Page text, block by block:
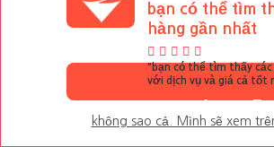
Cửa hàng mới gia nhập
Herbal Spa
(0) 1.44km
Xem bản đồ của các
tìm kiếm Tin nhắn
bạn có thể tìm
hàng gần nhất
"bạn có thể tìm thấy các
với dịch vụ và giá cả tốt
không sao cả. Mình sẽ xem